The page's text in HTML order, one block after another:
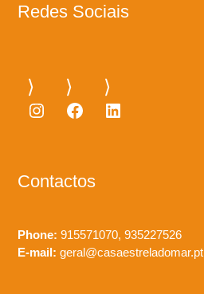
Redes Sociais
Instagram
Facebook
LinkedIn
Contactos
Phone: 915571070, 935227526
E-mail: geral@casaestreladomar.pt